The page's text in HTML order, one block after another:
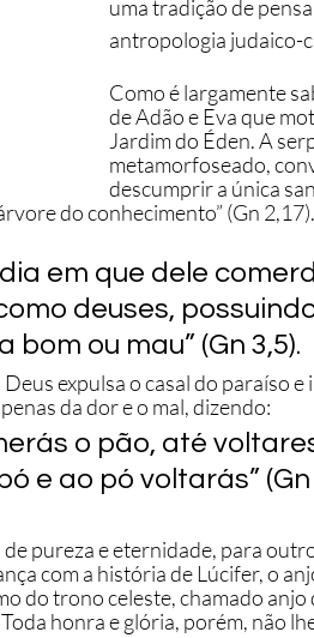
uma tradição de
antropologia judaico-
Como é largamente
de Adão e Eva que
Jardim do Éden. A
metamorfoseado,
descumprir a única
do conhecimento” (Gn
em que dele
deuses,
ou mau” (Gn 3,5).
expulsa o casal do paraíso
da dor e o mal, dizendo:
o pão, até
e ao pó voltarás” (Gn
pureza e eternidade, para
com a história de Lúcifer, o
do trono celeste, chamado anjo
honra e glória, porém, não